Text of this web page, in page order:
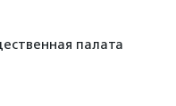
палата